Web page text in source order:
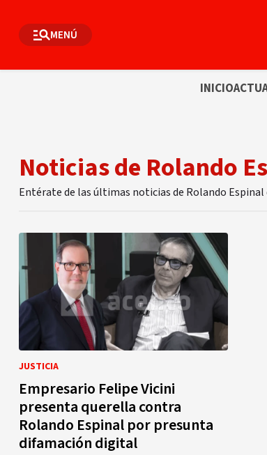
MENÚ
INICIO
Noticias de Rolando
Entérate de las últimas noticias de Rolando Espinal
JUSTICIA
Empresario Felipe Vicini
presenta querella contra
Rolando Espinal por presunta
difamación digital